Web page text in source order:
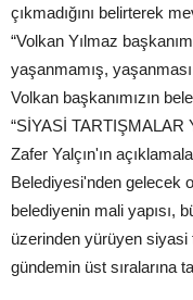
çıkmadığını belirterek
“Volkan Yılmaz
yaşanmamış,
Volkan başkanımızın
“SİYASİ TARTIŞMALAR
Zafer Yalçın'ın
Belediyesi'nden gelecek
belediyenin mali yapısı,
üzerinden yürüyen siyasi
gündemin üst sıralarına